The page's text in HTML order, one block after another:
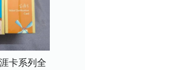
卡系列全